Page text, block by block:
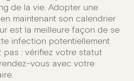
de la vie. Adopter une
maintenant son calendrier
est la meilleure façon de se
infection potentiellement
pas : vérifiez votre statut
vous avec votre